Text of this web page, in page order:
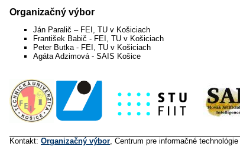
Organizačný výbor
Ján Paralič – FEI, TU v Košiciach
František Babič - FEI, TU v Košiciach
Peter Butka - FEI, TU v Košiciach
Agáta Adzimová - SAIS Košice
Kontakt: Organizačný výbor, Centrum pre informačné